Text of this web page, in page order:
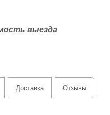
выезда
Доставка Отзывы